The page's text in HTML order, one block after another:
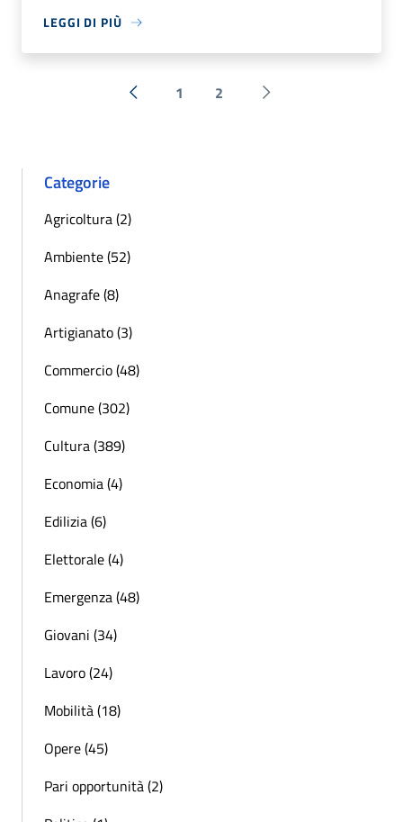
LEGGI DI PIÙ
« Precedente
1 2 Successiva »
Categorie
Agricoltura (2)
Ambiente (52)
Anagrafe (8)
Artigianato (3)
Commercio (48)
Comune (302)
Cultura (389)
Economia (4)
Edilizia (6)
Elettorale (4)
Emergenza (48)
Giovani (34)
Lavoro (24)
Mobilità (18)
Opere (45)
Pari opportunità (2)